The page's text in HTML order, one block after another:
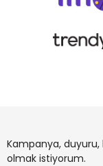
Kampanya,
olmak istiyorum.